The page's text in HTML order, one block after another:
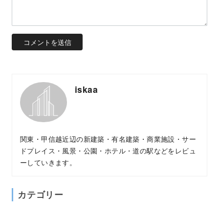
iskaa
関東・甲信越近辺の新建築・有名建築・商業施設・サー
ドプレイス・風景・公園・ホテル・道の駅などをレビュ
ーしていきます。
カテゴリー